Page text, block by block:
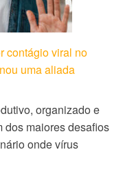
contágio viral no
uma aliada
organizado e
dos maiores desafios
onde vírus